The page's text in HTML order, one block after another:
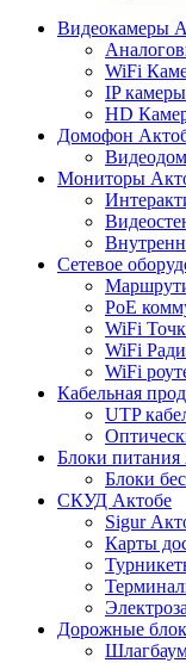
Видеокамеры
WiFi
IP
HD
Домофон
Мониторы
Сетевое
PoE
WiFi
WiFi
WiFi
Кабельная
UTP
Блоки питания
Блоки
СКУД Актобе
Sigur
Карты
Дорожные